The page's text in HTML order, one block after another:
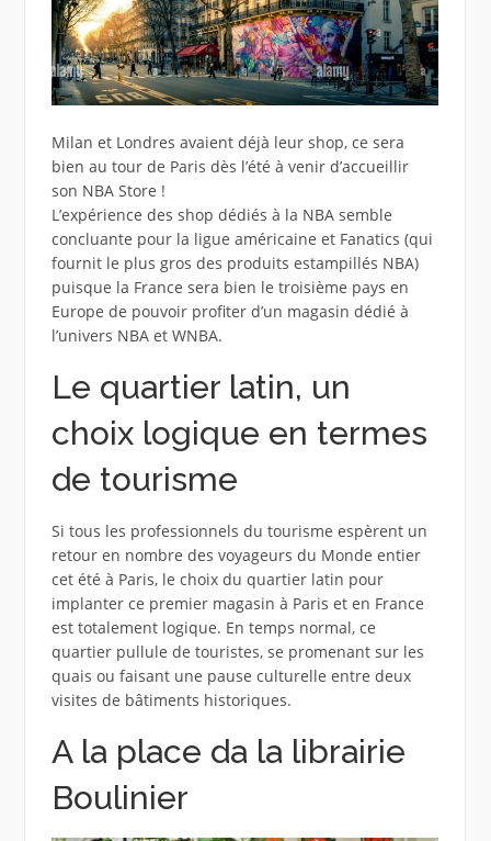
Milan et Londres avaient déjà leur shop, ce sera
bien au tour de Paris dès l’été à venir d’accueillir
son NBA Store !
L’expérience des shop dédiés à la NBA semble
concluante pour la ligue américaine et Fanatics (qui
fournit le plus gros des produits estampillés NBA)
puisque la France sera bien le troisième pays en
Europe de pouvoir profiter d’un magasin dédié à
l’univers NBA et WNBA.
Le quartier latin, un
choix logique en termes
de tourisme
Si tous les professionnels du tourisme espèrent un
retour en nombre des voyageurs du Monde entier
cet été à Paris, le choix du quartier latin pour
implanter ce premier magasin à Paris et en France
est totalement logique. En temps normal, ce
quartier pullule de touristes, se promenant sur les
quais ou faisant une pause culturelle entre deux
visites de bâtiments historiques.
A la place da la librairie
Boulinier